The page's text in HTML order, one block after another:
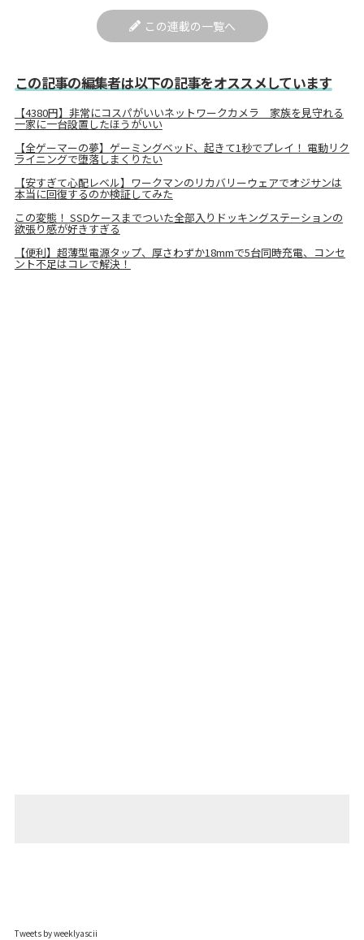
この連載の一覧へ
この記事の編集者は以下の記事をオススメしています
【4380円】非常にコスパがいいネットワークカメラ 家族を見守れる
一家に一台設置したほうがいい
【全ゲーマーの夢】ゲーミングベッド、起きて1秒でプレイ！ 電動リク
ライニングで堕落しまくりたい
【安すぎて心配レベル】ワークマンのリカバリーウェアでオジサンは
本当に回復するのか検証してみた
この変態！ SSDケースまでついた全部入りドッキングステーションの
欲張り感が好きすぎる
【便利】超薄型電源タップ、厚さわずか18mmで5台同時充電、コンセ
ント不足はコレで解決！
Tweets by weeklyascii